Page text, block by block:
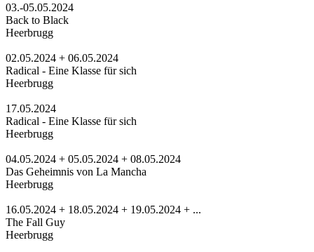
03.-05.05.2024
Back to Black
Heerbrugg
02.05.2024 + 06.05.2024
Radical - Eine Klasse für sich
Heerbrugg
17.05.2024
Radical - Eine Klasse für sich
Heerbrugg
04.05.2024 + 05.05.2024 + 08.05.2024
Das Geheimnis von La Mancha
Heerbrugg
16.05.2024 + 18.05.2024 + 19.05.2024 + ...
The Fall Guy
Heerbrugg